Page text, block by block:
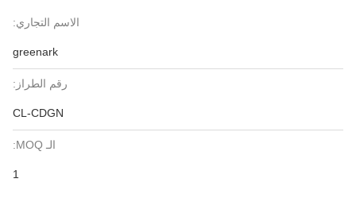
الاسم التجاري:
greenark
رقم الطراز:
CL-CDGN
الـ MOQ:
1